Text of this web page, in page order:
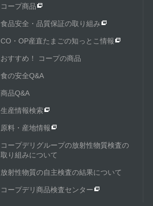
コープ商品
食品安全・品質保証の取り組み
CO・OP産直たまごの知っとこ情報
おすすめ！ コープの商品
食の安全Q&A
商品Q&A
生産情報検索
原料・産地情報
コープデリグループの放射性物質検査の
取り組みについて
放射性物質の自主検査の結果について
コープデリ商品検査センター